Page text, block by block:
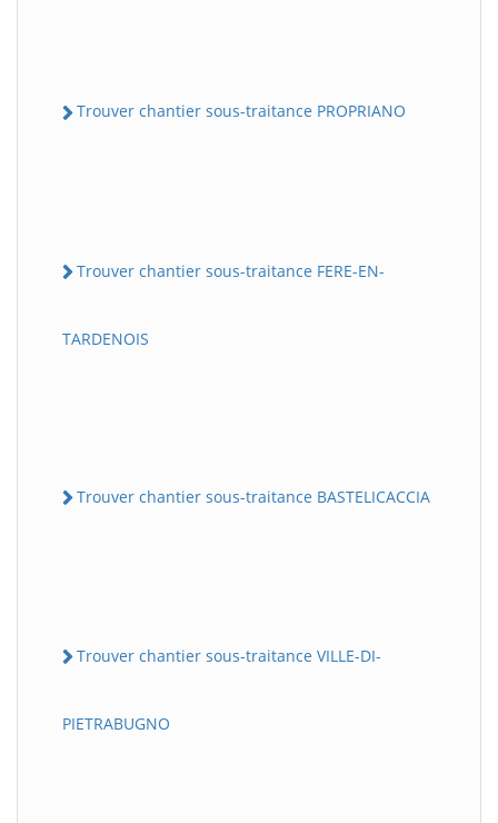
Trouver chantier sous-traitance PROPRIANO
Trouver chantier sous-traitance FERE-EN-
TARDENOIS
Trouver chantier sous-traitance BASTELICACCIA
Trouver chantier sous-traitance VILLE-DI-
PIETRABUGNO